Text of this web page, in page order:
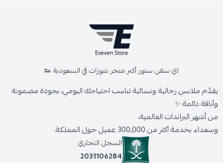
اي سفن ستور أكبر متجر شوزات في السعودية 👟
يقدّم ملابس رجالية ونسائية تناسب احتياجك اليومي، بجودة مضمونة
وأناقة دائمة ✨
من أشهر البراندات العالمية،
وسعداء بخدمة أكثر من 300,000 عميل حول المملكة.
السجل التجاري
2031106284